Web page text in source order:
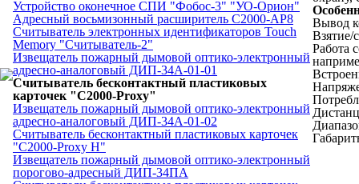
Устройство оконечное СПИ "Фобос-3" "УО-Орион"
Адресный восьмизонный расширитель С2000-АР8
Считыватель электронных идентификаторов Touch
Memory "Считыватель-2"
Извещатель пожарный дымовой оптико-электронный
адресно-аналоговый ДИП-34А-01-01
Считыватель бесконтактный пластиковых
карточек "С2000-Proxy"
Извещатель пожарный дымовой оптико-электронный
адресно-аналоговый ДИП-34А-01-02
Считыватель бесконтактный пластиковых карточек
"С2000-Proxy Н"
Извещатель пожарный дымовой оптико-электронный
порогово-адресный ДИП-34ПА
Вывод
Взятие/
Работа